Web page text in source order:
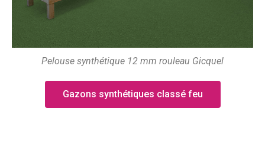
Pelouse synthétique 12 mm rouleau Gicquel
Gazons synthétiques classé feu